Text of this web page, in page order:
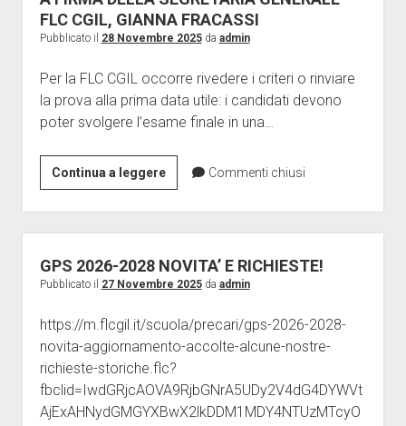
Giornalini
Modulistica
Contratti
apri
menu
a
discesa
Ricerca
Galleria
Contatti
ISCRIZIONE
FLC CGIL, GIANNA FRACASSI
Pubblicato il 28 Novembre 2025da admin
Per la FLC CGIL occorre rivedere i criteri o rinviare
la prova alla prima data utile: i candidati devono
poter svolgere l’esame finale in una…
Continua a leggerePOSIZIONI
ECONOMICHE
ATA:
LA
LETTERA
A
DELLA
SEGRETARIA
GENERALE
FLC
CGIL,
Commenti chiusi
GPS 2026-2028 NOVITA’ E RICHIESTE!
Pubblicato il 27 Novembre 2025da admin
https://m.flcgil.it/scuola/precari/gps-2026-2028-
novita-aggiornamento-accolte-alcune-nostre-
richieste-storiche.flc?
fbclid=IwdGRjcAOVA9RjbGNrA5UDy2V4dG4DYWVt
AjExAHNydGMGYXBwX2lkDDM1MDY4NTUzMTcyO